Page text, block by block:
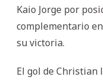
Kaio Jorge por
complementario
su victoria.
El gol de Christian